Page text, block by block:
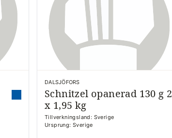
DALSJÖFORS
Schnitzel opanerad 130 g 2
x 1,95 kg
Tillverkningsland: Sverige
Ursprung: Sverige